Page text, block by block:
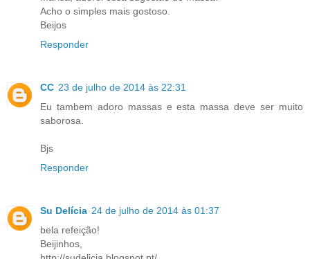
Acho o simples mais gostoso.
Beijos
Responder
CC 23 de julho de 2014 às 22:31
Eu tambem adoro massas e esta massa deve ser muito
saborosa.
Bjs
Responder
Su Delícia 24 de julho de 2014 às 01:37
bela refeição!
Beijinhos,